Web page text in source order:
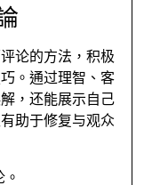
论的方法 ，积极
。通过理智 、客
，还能展示自己
助于修复与观众
。